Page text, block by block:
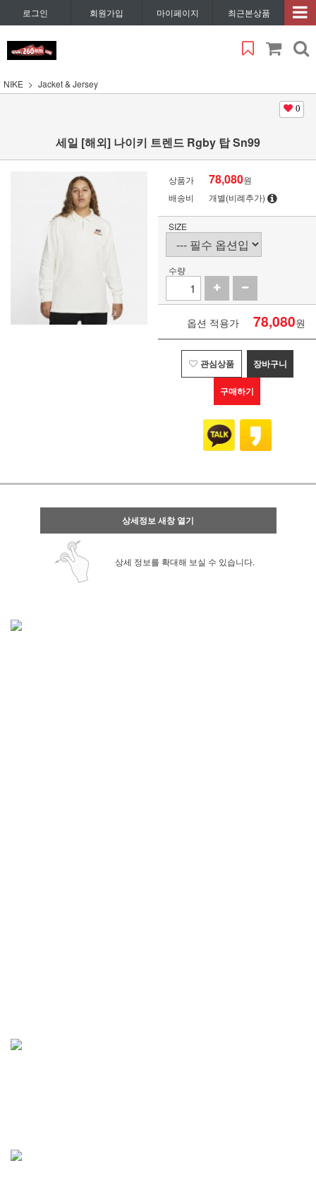
로그인 회원가입 마이페이지 최근본상품
NIKE Jacket & Jersey
0
세일 [해외] 나이키 트렌드 Rgby 탑 Sn99
상품가 78,080원
배송비
개별(비례추가)
SIZE
수량
옵션 적용가 78,080원
관심상품 장바구니
구매하기
상세정보 새창 열기
상세 정보를 확대해 보실 수 있습니다.